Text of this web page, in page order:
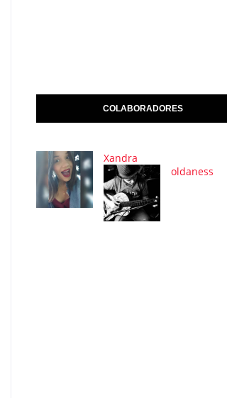
COLABORADORES
Xandra
oldaness